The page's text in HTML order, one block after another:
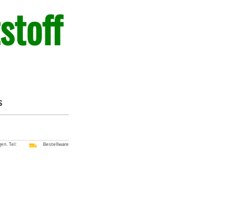
Tel:
Bestellware